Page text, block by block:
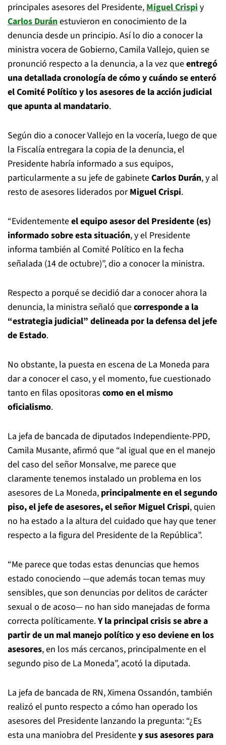
principales asesores del Presidente,Miguel Crispiy
Carlos Duránestuvieron en conocimiento de la
denuncia desde un principio. Así lo dio a conocer la
ministra vocera de Gobierno, Camila Vallejo, quien se
pronunció respecto a la denuncia, a la vez queentregó
una detallada cronología de cómo y cuándo se enteró
el Comité Político y los asesores de la acción judicial
que apunta al mandatario.
Según dio a conocer Vallejo en la vocería, luego de que
la Fiscalía entregara la copia de la denuncia, el
Presidente habría informado a sus equipos,
particularmente a su jefe de gabineteCarlos Durán, y al
resto de asesores liderados porMiguel Crispi.
“Evidentementeel equipo asesor del Presidente (es)
informado sobre esta situación, y el Presidente
informa también al Comité Político en la fecha
señalada (14 de octubre)”, dio a conocer la ministra.
Respecto a porqué se decidió dar a conocer ahora la
denuncia, la ministra señaló quecorresponde a la
“estrategia judicial” delineada por la defensa del jefe
de Estado.
No obstante, la puesta en escena de La Moneda para
dar a conocer el caso, y el momento, fue cuestionado
tanto en filas opositoras como en el mismo
oficialismo.
La jefa de bancada de diputados Independiente-PPD,
Camila Musante, afirmó que “al igual que en el manejo
del caso del señor Monsalve, me parece que
claramente tenemos instalado un problema en los
asesores de La Moneda, principalmente en el segundo
piso, el jefe de asesores, el señor Miguel Crispi, quien
no ha estado a la altura del cuidado que hay que tener
respecto a la figura del Presidente de la República”.
“Me parece que todas estas denuncias que hemos
estado conociendo —que además tocan temas muy
sensibles, que son denuncias por delitos de carácter
sexual o de acoso— no han sido manejadas de forma
correcta políticamente.Y la principal crisis se abre a
partir de un mal manejo político y eso deviene en los
asesores, en los más cercanos, principalmente en el
segundo piso de La Moneda”, acotó la diputada.
La jefa de bancada de RN, Ximena Ossandón, también
realizó el punto respecto a cómo han operado los
asesores del Presidente lanzando la pregunta: “¿Es
esta una maniobra del Presidentey sus asesores para